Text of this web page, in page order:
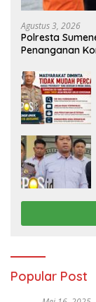
Agustus 3, 2026
Polresta
Penanganan
Popular Post